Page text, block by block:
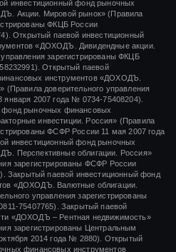
инвестиционный фонд рыночных
Акции. Мировой рынок» (Правила
ФКЦБ России
Открытый паевой инвестиционный
«ДОХОДЪ. Дивидендные акции.
зарегистрированы ФКЦБ
Открытый паевой
инструментов «ДОХОДЪ.
(Правила доверительного управления
января 2007 года № 0734-75408204).
фонд рыночных финансовых
инвестиции. Россия» (Правила
ФСФР России 11 мая 2007 года
инвестиционный фонд рыночных
Перспективные облигации. Россия»
зарегистрированы ФСФР России
Закрытый паевой инвестиционный фонд
«ДОХОДЪ. Валютные облигации.
управления зарегистрированы
75407765).
Закрытый паевой
«ДОХОДЪ – Рентная недвижимость»
зарегистрированы Центральным
2014 года № 2880).
Открытый
финансовых инструментов